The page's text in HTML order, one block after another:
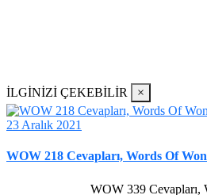
İLGİNİZİ ÇEKEBİLİR
×
23 Aralık 2021
WOW 218 Cevapları, Words Of
WOW 339 Cevapları,